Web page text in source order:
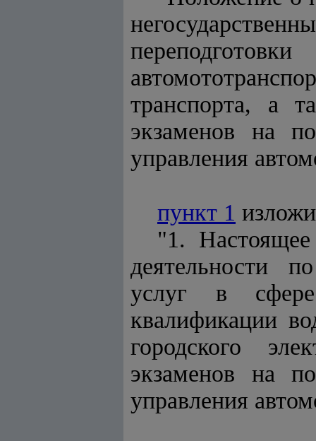
транспорта, а
экзаменов на
управления
пункт 1
"1. Настоящее
деятельности
услуг в сфере
квалификации
городского
экзаменов на
управления